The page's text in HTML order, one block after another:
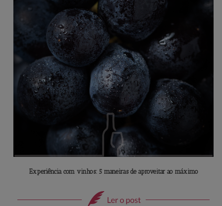
Experiência com vinhos: 5 maneiras de aproveitar ao máximo